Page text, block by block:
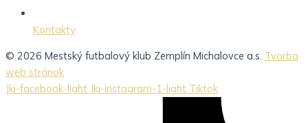
Kontakty
© 2026 Mestský futbalový klub Zemplín Michalovce a.s. Tvorba
web stránok
Jki-facebook-light Jki-instagram-1-light Tiktok